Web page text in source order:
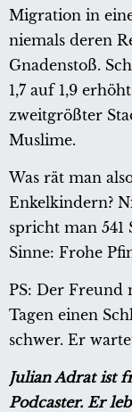
Migration in
niemals deren
Gnadenstoß.
1,7 auf 1,9
zweitgrößter
Muslime.
Was rät man
Enkelkindern?
spricht man 541
Sinne: Frohe
PS: Der Freund
Tagen einen
schwer. Er
Julian Adrat ist
Podcaster. Er